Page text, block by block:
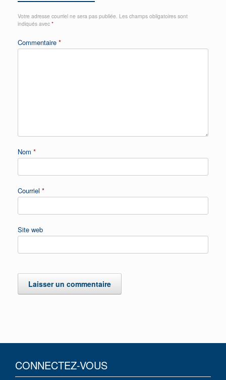
Votre adresse courriel ne sera pas publiée. Les champs obligatoires sont
indiqués avec *
Commentaire *
Nom *
Courriel *
Site web
CONNECTEZ-VOUS